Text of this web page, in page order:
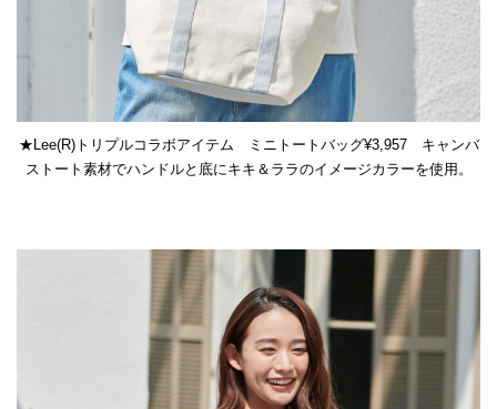
★Lee(R)トリプルコラボアイテム ミニトートバッグ¥3,957 キャンバ
ストート素材でハンドルと底にキキ＆ララのイメージカラーを使用。